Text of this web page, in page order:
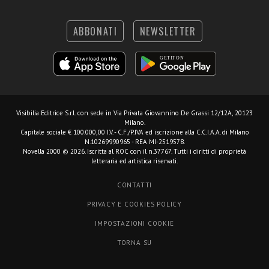
ABBONATI NEWSLETTER
Visibilia Editrice S.r.l. con sede in Via Privata Giovannino De Grassi 12/12A, 20123
Milano.
Capitale sociale € 100.000,00 I.V. - C.F./P.IVA ed iscrizione alla C.C.I.A.A. di Milano
N.10269990965 - REA MI-2519578.
Novella 2000 © 2026. Iscritta al ROC con il n.37767. Tutti i diritti di proprietà
letteraria ed artistica riservati.
CONTATTI
PRIVACY E COOKIES POLICY
IMPOSTAZIONI COOKIE
TORNA SU